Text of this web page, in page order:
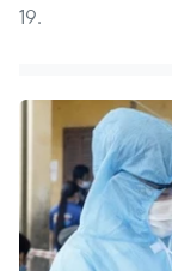
19.